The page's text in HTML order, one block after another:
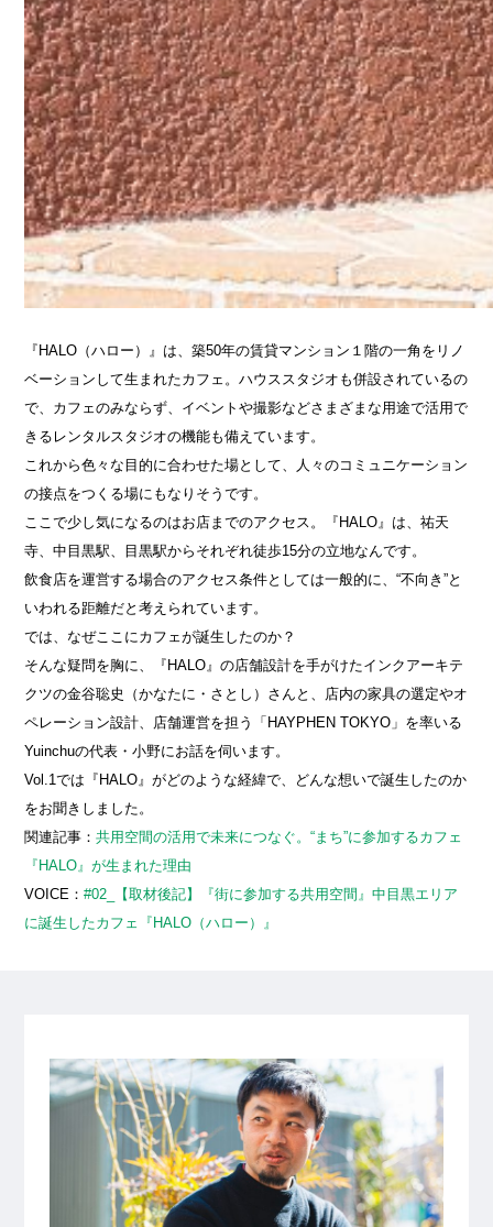
『HALO（ハロー）』は、築50年の賃貸マンション１階の一角をリノ
ベーションして生まれたカフェ。ハウススタジオも併設されているの
で、カフェのみならず、イベントや撮影などさまざまな用途で活用で
きるレンタルスタジオの機能も備えています。
これから色々な目的に合わせた場として、人々のコミュニケーション
の接点をつくる場にもなりそうです。
ここで少し気になるのはお店までのアクセス。『HALO』は、祐天
寺、中目黒駅、目黒駅からそれぞれ徒歩15分の立地なんです。
飲食店を運営する場合のアクセス条件としては一般的に、“不向き”と
いわれる距離だと考えられています。
では、なぜここにカフェが誕生したのか？
そんな疑問を胸に、『HALO』の店舗設計を手がけたインクアーキテ
クツの金谷聡史（かなたに・さとし）さんと、店内の家具の選定やオ
ペレーション設計、店舗運営を担う「HAYPHEN TOKYO」を率いる
Yuinchuの代表・小野にお話を伺います。
Vol.1では『HALO』がどのような経緯で、どんな想いで誕生したのか
をお聞きしました。
関連記事：共用空間の活用で未来につなぐ。“まち”に参加するカフェ
『HALO』が生まれた理由
VOICE：#02_【取材後記】『街に参加する共用空間』中目黒エリア
に誕生したカフェ『HALO（ハロー）』